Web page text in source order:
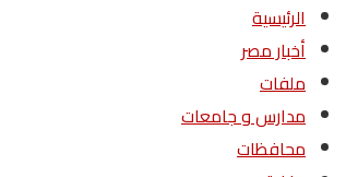
الرئيسية
أخبار مصر
ملفات
مدارس و جامعات
محافظات